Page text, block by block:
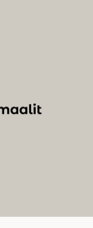
tilaamalla saat